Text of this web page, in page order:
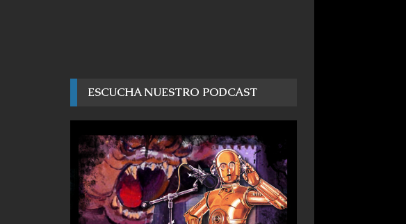
ESCUCHA NUESTRO PODCAST